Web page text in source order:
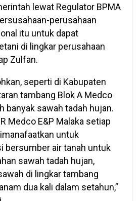
lewat Regulator BPMA
perusahaan
itu untuk dapat
di lingkar perusahaan
Zulfan.
seperti di Kabupaten
tambang Blok A Medco
banyak sawah tadah hujan.
Medco E&P Malaka setiap
untuk
bersumber air tanah untuk
sawah tadah hujan,
di lingkar tambang
dua kali dalam setahun,”